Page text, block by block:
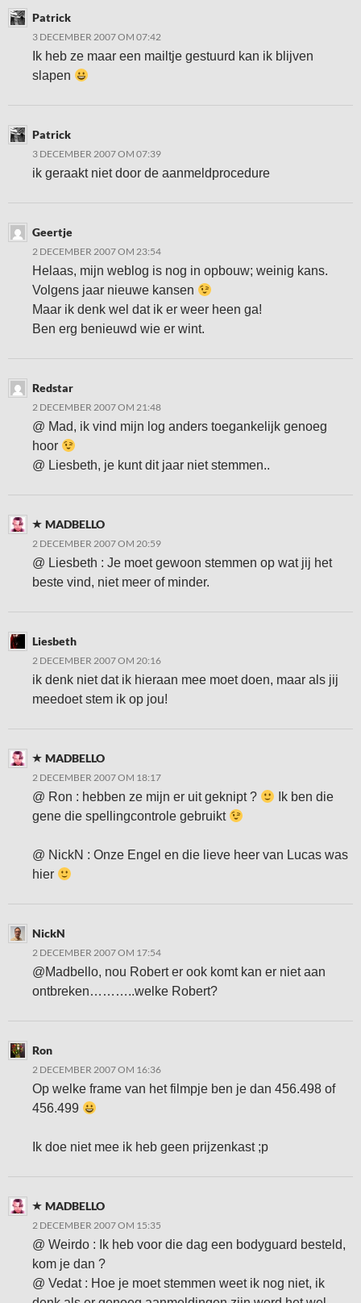
Patrick
3 DECEMBER 2007 OM 07:42
Ik heb ze maar een mailtje gestuurd kan ik blijven
slapen
Patrick
3 DECEMBER 2007 OM 07:39
ik geraakt niet door de aanmeldprocedure
Geertje
2 DECEMBER 2007 OM 23:54
Helaas, mijn weblog is nog in opbouw; weinig kans.
Volgens jaar nieuwe kansen
Maar ik denk wel dat ik er weer heen ga!
Ben erg benieuwd wie er wint.
Redstar
2 DECEMBER 2007 OM 21:48
@ Mad, ik vind mijn log anders toegankelijk genoeg
hoor
@ Liesbeth, je kunt dit jaar niet stemmen..
MADBELLO
2 DECEMBER 2007 OM 20:59
@ Liesbeth : Je moet gewoon stemmen op wat jij het
beste vind, niet meer of minder.
Liesbeth
2 DECEMBER 2007 OM 20:16
ik denk niet dat ik hieraan mee moet doen, maar als jij
meedoet stem ik op jou!
MADBELLO
2 DECEMBER 2007 OM 18:17
@ Ron : hebben ze mijn er uit geknipt ?
Ik ben die
gene die spellingcontrole gebruikt
@ NickN : Onze Engel en die lieve heer van Lucas was
hier
NickN
2 DECEMBER 2007 OM 17:54
@Madbello, nou Robert er ook komt kan er niet aan
ontbreken………..welke Robert?
Ron
2 DECEMBER 2007 OM 16:36
Op welke frame van het filmpje ben je dan 456.498 of
456.499
Ik doe niet mee ik heb geen prijzenkast ;p
MADBELLO
2 DECEMBER 2007 OM 15:35
@ Weirdo : Ik heb voor die dag een bodyguard besteld,
kom je dan ?
@ Vedat : Hoe je moet stemmen weet ik nog niet, ik